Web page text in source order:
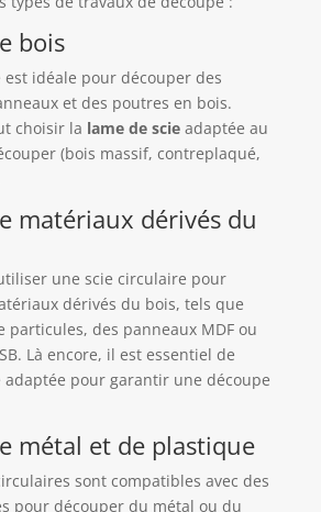
bois
est idéale pour découper des
et des poutres en bois.
choisir la lame de scieadaptée au
(bois massif, contreplaqué,
matériaux dérivés du
une scie circulaire pour
dérivés du bois, tels que
particules, des panneaux MDF ou
Là encore, il est essentiel de
pour garantir une découpe
métal et de plastique
sont compatibles avec des
pour découper du métal ou du